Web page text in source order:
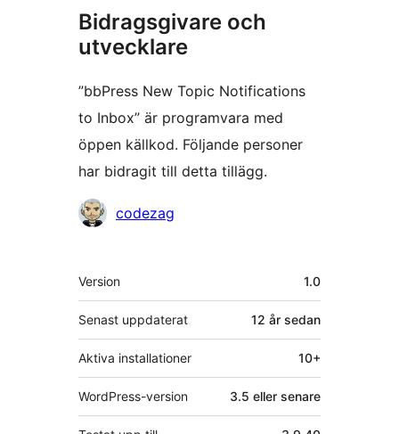
Bidragsgivare och
utvecklare
”bbPress New Topic Notifications
to Inbox” är programvara med
öppen källkod. Följande personer
har bidragit till detta tillägg.
Bidragande
codezag
Meta
Version 1.0
Senast uppdaterat 12 år sedan
Aktiva installationer 10+
WordPress-version 3.5 eller senare